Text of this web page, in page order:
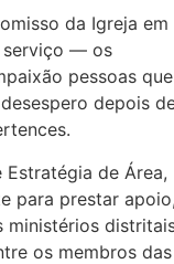
da Igreja em
serviço — os
pessoas que
depois
de Área,
para prestar
ministérios
os membros das